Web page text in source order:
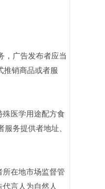
广告发布者应当
推销商品或者服
医学用途配方食
务提供者地址、
在地市场监督管
言人为自然人